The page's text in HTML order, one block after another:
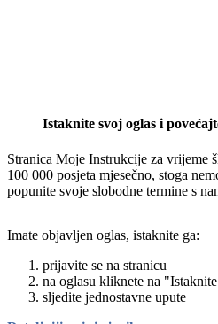
Istaknite svoj oglas i
Stranica Moje Instrukcije za vrijeme
100 000 posjeta mjesečno, stoga
popunite svoje slobodne termine s
Imate objavljen oglas, istaknite ga:
prijavite se na stranicu
na oglasu kliknete na
sljedite jednostavne upute